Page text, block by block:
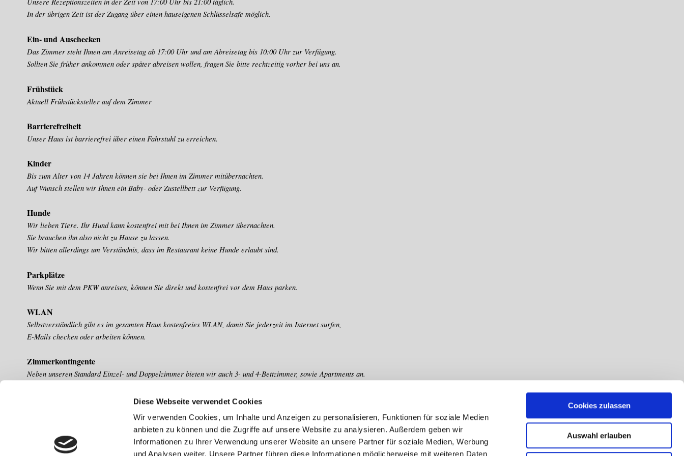
Diese Webseite verwendet Cookies
Wir verwenden Cookies, um Inhalte und Anzeigen zu personalisieren, Funktionen für soziale Medien
anbieten zu können und die Zugriffe auf unsere Website zu analysieren. Außerdem geben wir
Informationen zu Ihrer Verwendung unserer Website an unsere Partner für soziale Medien, Werbung
und Analysen weiter. Unsere Partner führen diese Informationen möglicherweise mit weiteren Daten
Cookies zulassen
Auswahl erlauben
In der übrigen Zeit ist der Zugang über einen hauseigenen Schlüsselsafe möglich.
Ein- und Auschecken
Das Zimmer steht Ihnen am Anreisetag ab 17:00 Uhr und am Abreisetag bis 10:00 Uhr zur Verfügung.
Sollten Sie früher ankommen oder später abreisen wollen, fragen Sie bitte rechtzeitig vorher bei uns an.
Frühstück
Aktuell Frühstücksteller auf dem Zimmer
Barrierefreiheit
Unser Haus ist barrierefrei über einen Fahrstuhl zu erreichen.
Kinder
Bis zum Alter von 14 Jahren können sie bei Ihnen im Zimmer mitübernachten.
Auf Wunsch stellen wir Ihnen ein Baby- oder Zustellbett zur Verfügung.
Hunde
Wir lieben Tiere. Ihr Hund kann kostenfrei mit bei Ihnen im Zimmer übernachten.
Sie brauchen ihn also nicht zu Hause zu lassen.
Wir bitten allerdings um Verständnis, dass im Restaurant keine Hunde erlaubt sind.
Parkplätze
Wenn Sie mit dem PKW anreisen, können Sie direkt und kostenfrei vor dem Haus parken.
WLAN
Selbstverständlich gibt es im gesamten Haus kostenfreies WLAN, damit Sie jederzeit im Internet surfen,
E-Mails checken oder arbeiten können.
Zimmerkontingente
Neben unseren Standard Einzel- und Doppelzimmer bieten wir auch 3- und 4-Bettzimmer, sowie Apartments an.
Alle Zimmer verfügen u.a. Sky-Vollprogramm, Dusche, WC, Schreibtisch, Radiowecker und Haartrockner.